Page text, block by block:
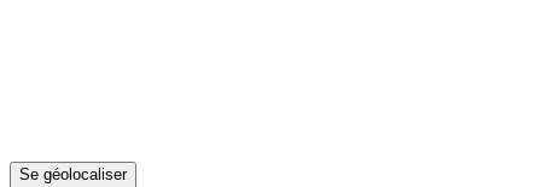
Se géolocaliser